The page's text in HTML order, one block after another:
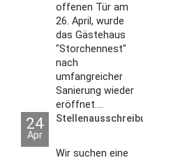
offenen Tür am
26. April, wurde
das Gästehaus
"Storchennest"
nach
umfangreicher
Sanierung wieder
eröffnet....
24
Apr
Stellenausschreibungen
Wir suchen eine